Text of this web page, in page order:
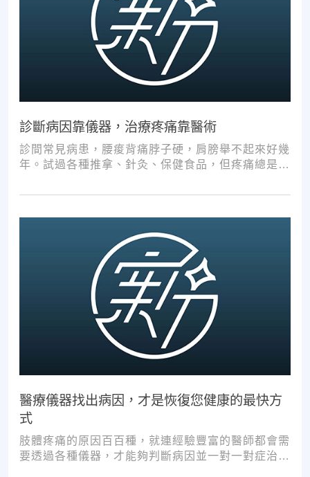
診斷病因靠儀器，治療疼痛靠醫術
診間常見病患，腰痠背痛脖子硬，肩膀舉不起來好幾
年。試過各種推拿、針灸、保健食品，但疼痛總是時
醫療儀器找出病因，才是恢復您健康的最快方
式
肢體疼痛的原因百百種，就連經驗豐富的醫師都會需
要透過各種儀器，才能夠判斷病因並一對一對症治